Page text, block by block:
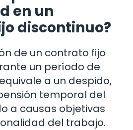
en un
discontinuo?
de un contrato fijo
un período de
a un despido,
temporal del
a causas objetivas
del trabajo.